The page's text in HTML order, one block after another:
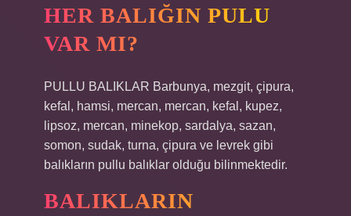
HER BALIĞIN PULU
VAR MI?
PULLU BALIKLAR Barbunya, mezgit, çipura,
kefal, hamsi, mercan, mercan, kefal, kupez,
lipsoz, mercan, minekop, sardalya, sazan,
somon, sudak, turna, çipura ve levrek gibi
balıkların pullu balıklar olduğu bilinmektedir.
BALIKLARIN